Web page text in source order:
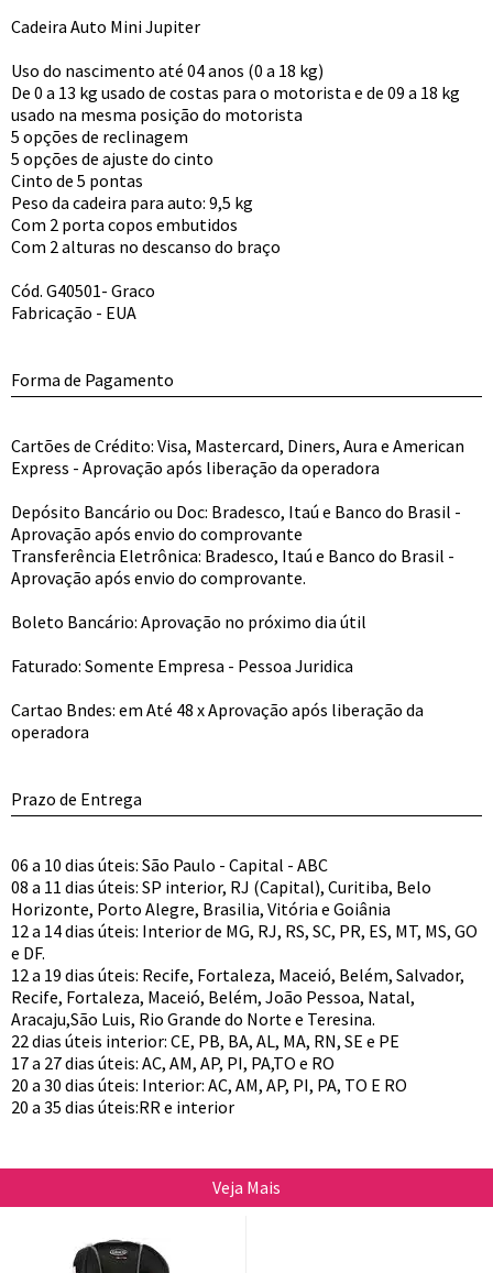
Cadeira Auto Mini Jupiter
Uso do nascimento até 04 anos (0 a 18 kg)
De 0 a 13 kg usado de costas para o motorista e de 09 a 18 kg
usado na mesma posição do motorista
5 opções de reclinagem
5 opções de ajuste do cinto
Cinto de 5 pontas
Peso da cadeira para auto: 9,5 kg
Com 2 porta copos embutidos
Com 2 alturas no descanso do braço
Cód. G40501- Graco
Fabricação - EUA
Forma de Pagamento
Cartões de Crédito: Visa, Mastercard, Diners, Aura e American
Express - Aprovação após liberação da operadora
Depósito Bancário ou Doc: Bradesco, Itaú e Banco do Brasil -
Aprovação após envio do comprovante
Transferência Eletrônica: Bradesco, Itaú e Banco do Brasil -
Aprovação após envio do comprovante.
Boleto Bancário: Aprovação no próximo dia útil
Faturado: Somente Empresa - Pessoa Juridica
Cartao Bndes: em Até 48 x Aprovação após liberação da
operadora
Prazo de Entrega
06 a 10 dias úteis: São Paulo - Capital - ABC
08 a 11 dias úteis: SP interior, RJ (Capital), Curitiba, Belo
Horizonte, Porto Alegre, Brasilia, Vitória e Goiânia
12 a 14 dias úteis: Interior de MG, RJ, RS, SC, PR, ES, MT, MS, GO
e DF.
12 a 19 dias úteis: Recife, Fortaleza, Maceió, Belém, Salvador,
Recife, Fortaleza, Maceió, Belém, João Pessoa, Natal,
Aracaju,São Luis, Rio Grande do Norte e Teresina.
22 dias úteis interior: CE, PB, BA, AL, MA, RN, SE e PE
17 a 27 dias úteis: AC, AM, AP, PI, PA,TO e RO
20 a 30 dias úteis: Interior: AC, AM, AP, PI, PA, TO E RO
20 a 35 dias úteis:RR e interior
Veja Mais